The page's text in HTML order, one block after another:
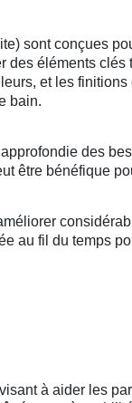
sont conçues
éléments
et les
bain.
des
être bénéfique
au fil du temps
à aider les